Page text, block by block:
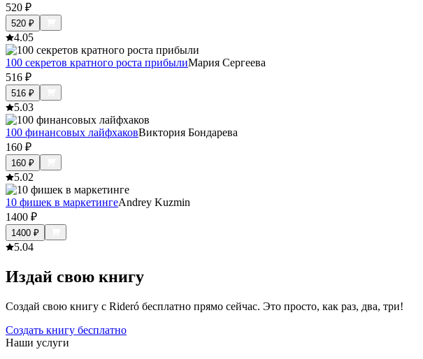
520 ₽
520 ₽
4.05
100 секретов кратного роста прибылиМария Сергеева
516 ₽
516 ₽
5.03
100 финансовых лайфхаковВиктория Бондарева
160 ₽
160 ₽
5.02
10 фишек в маркетингеAndrey Kuzmin
1400 ₽
1400 ₽
5.04
Издай свою книгу
Создай свою книгу с Rideró бесплатно прямо сейчас. Это просто, как раз, два, три!
Создать книгу бесплатно
Наши услуги